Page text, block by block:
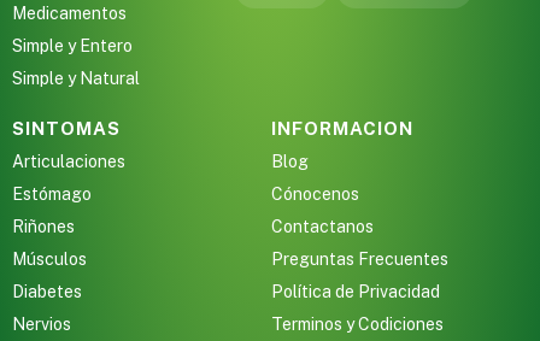
Medicamentos
Simple y Entero
Simple y Natural
SINTOMAS
Articulaciones
Estómago
Riñones
Músculos
Diabetes
Nervios
INFORMACION
Blog
Cónocenos
Contactanos
Preguntas Frecuentes
Política de Privacidad
Terminos y Codiciones